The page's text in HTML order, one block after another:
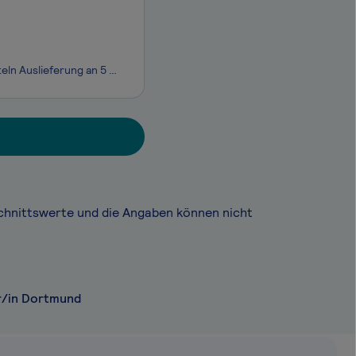
Zustellung von Brief- und Paketsendungen mit zur Verfügung gestellten Hilfsmitteln Auslieferung an 5 Werktagen (zwischen Montag und Samstag) Sendungen im Durchschnitt unter 10 kg Zustellung mit unseren Geschäftsfahrzeugen, bspw. vollelektrische Fahrzeuge
und die Angaben können nicht
in Dortmund